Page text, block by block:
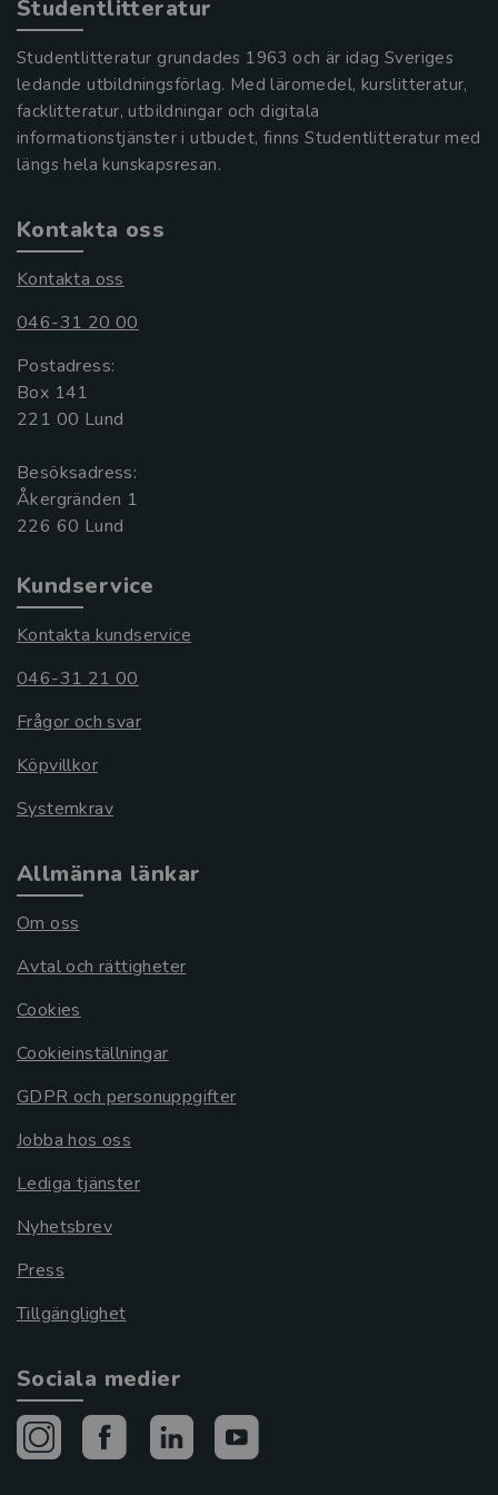
Studentlitteratur
Studentlitteratur grundades 1963 och är idag Sveriges
ledande utbildningsförlag. Med läromedel, kurslitteratur,
facklitteratur, utbildningar och digitala
informationstjänster i utbudet, finns Studentlitteratur med
längs hela kunskapsresan.
Kontakta oss
Kontakta oss
046-31 20 00
Postadress:
Box 141
221 00 Lund
Besöksadress:
Åkergränden 1
Kundservice
Kontakta kundservice
046-31 21 00
Frågor och svar
Köpvillkor
Systemkrav
Allmänna länkar
Om oss
Avtal och rättigheter
Cookies
Cookieinställningar
GDPR och personuppgifter
Jobba hos oss
Lediga tjänster
Nyhetsbrev
Press
Tillgänglighet
Sociala medier